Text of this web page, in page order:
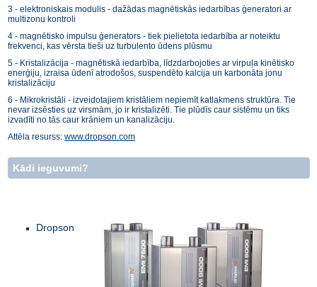
3 - elektroniskais modulis - dažādas magnētiskās iedarbības ģeneratori ar
multizonu kontroli
4 - magnētisko impulsu ģenerators - tiek pielietota iedarbība ar noteiktu
frekvenci, kas vērsta tieši uz turbulento ūdens plūsmu
5 - Kristalizācija - magnētiskā iedarbība, līdzdarbojoties ar virpuļa kinētisko
enerģiju, izraisa ūdenī atrodošos, suspendēto kalcija un karbonāta jonu
kristalizāciju
6 - Mikrokristāli - izveidotajiem kristāliem nepiemīt katlakmens struktūra. Tie
nevar izsēsties uz virsmām, jo ir kristalizēti. Tie plūdīs caur sistēmu un tiks
izvadīti no tās caur krāniem un kanalizāciju.
Attēla resurss:www.dropson.com
Kādi ieguvumi?
Dropson